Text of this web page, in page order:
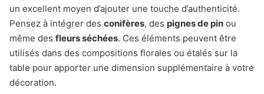
un excellent moyen d’ajouter une touche d’authenticité.
Pensez à intégrer des conifères, des pignes de pin ou
même des fleurs séchées. Ces éléments peuvent être
utilisés dans des compositions florales ou étalés sur la
table pour apporter une dimension supplémentaire à votre
décoration.